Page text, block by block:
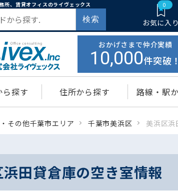
所、賃貸オフィスのライヴェックス
検索
0
お気に入り
おかげさまで仲介実績
10,000件突破！
ら探す 住所から探す 路線・駅
その他千葉市エリア 千葉市美浜区 美浜区浜
田貸倉庫の空き室情報